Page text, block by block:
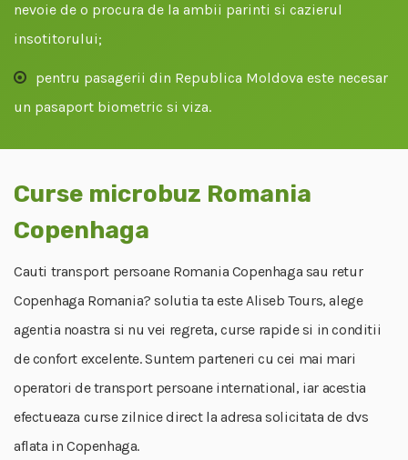
nevoie de o procura de la ambii parinti si cazierul
insotitorului;
pentru pasagerii din Republica Moldova este necesar
un pasaport biometric si viza.
Curse microbuz Romania
Copenhaga
Cauti transport persoane Romania Copenhaga sau retur
Copenhaga Romania? solutia ta este Aliseb Tours, alege
agentia noastra si nu vei regreta, curse rapide si in conditii
de confort excelente. Suntem parteneri cu cei mai mari
operatori de transport persoane international, iar acestia
efectueaza curse zilnice direct la adresa solicitata de dvs
aflata in Copenhaga.